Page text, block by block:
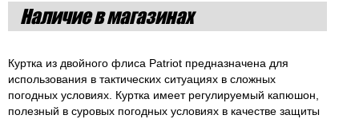
Наличие в магазинах
Куртка из двойного флиса Patriot предназначена для
использования в тактических ситуациях в сложных
погодных условиях. Куртка имеет регулируемый капюшон,
полезный в суровых погодных условиях в качестве защиты